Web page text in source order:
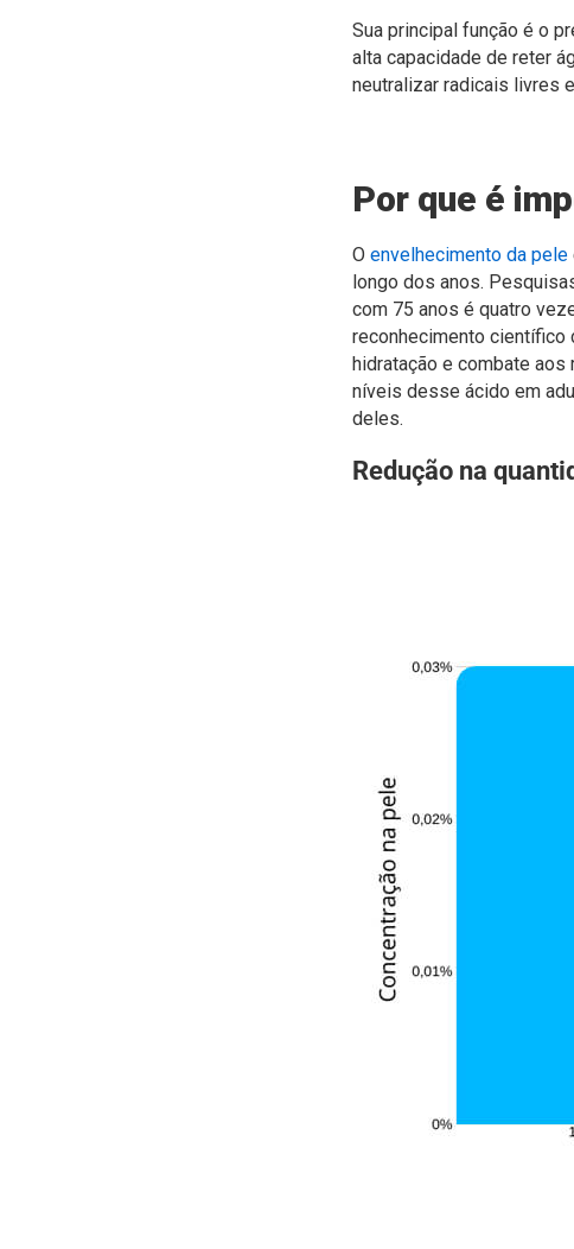
Sua principal função é o
alta capacidade de reter
neutralizar radicais livres
Por que é
O envelhecimento da pele
longo dos anos.
com 75 anos é quatro
reconhecimento científico
hidratação e combate
níveis desse ácido em
deles.
Redução na